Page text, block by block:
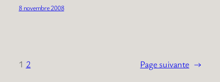
8 novembre 2008
1 2 Page suivante →